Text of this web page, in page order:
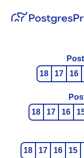
18
17 16
18
17 16
18
17 16 15